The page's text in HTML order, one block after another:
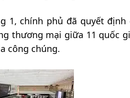
1, chính phủ đã quyết
thương mại giữa 11 quốc
công chúng.